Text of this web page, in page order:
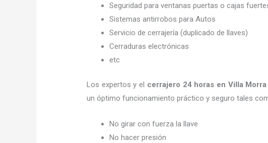
Seguridad para ventanas puertas o cajas
Sistemas antirrobos para Autos
Servicio de cerrajería (duplicado de llaves)
Cerraduras electrónicas
etc
Los expertos y el cerrajero 24 horas en Villa Morra
un óptimo funcionamiento práctico y seguro tales
No girar con fuerza la llave
No hacer presión